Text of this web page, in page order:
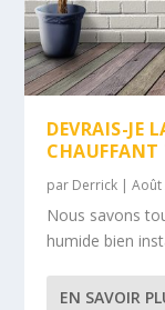
DEVRAIS-JE
CHAUFFANT
par Derrick |Août
Nous savons
humide bien
EN SAVOIR